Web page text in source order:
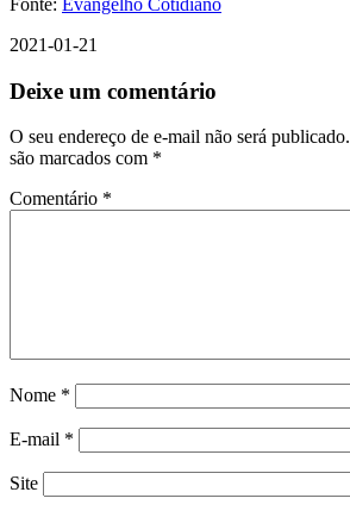
2021-01-21
Deixe um comentário
O seu endereço de e-mail não será publicado.
são marcados com *
Comentário *
Nome *
E-mail *
Site